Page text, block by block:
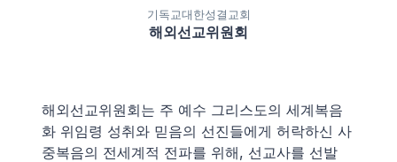
기독교대한성결교회
해외선교위원회
해외선교위원회는 주 예수 그리스도의 세계복음
화 위임령 성취와 믿음의 선진들에게 허락하신 사
중복음의 전세계적 전파를 위해, 선교사를 선발